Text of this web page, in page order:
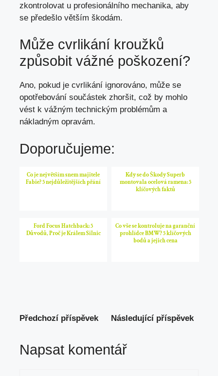
zkontrolovat u profesionálního mechanika, aby
se předešlo větším škodám.
Může cvrlikání kroužků
způsobit vážné poškození?
Ano, pokud je cvrlikání ignorováno, může se
opotřebování součástek zhoršit, což by mohlo
vést k vážným technickým problémům a
nákladným opravám.
Doporučujeme:
Co je největším snem majitele
Fabie? 5 nejdůležitějších přání
Kdy se do Škody Superb
montovala ocelová ramena: 5
klíčových faktů
Ford Focus Hatchback: 5
Důvodů, Proč je Králem Silnic
Co vše se kontroluje na garanční
prohlídce BMW? 5 klíčových
bodů a jejich cena
Předchozí příspěvek Následující příspěvek
Napsat komentář